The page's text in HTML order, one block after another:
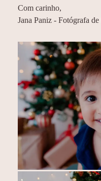
Com carinho,
Jana Paniz - Fotógrafa